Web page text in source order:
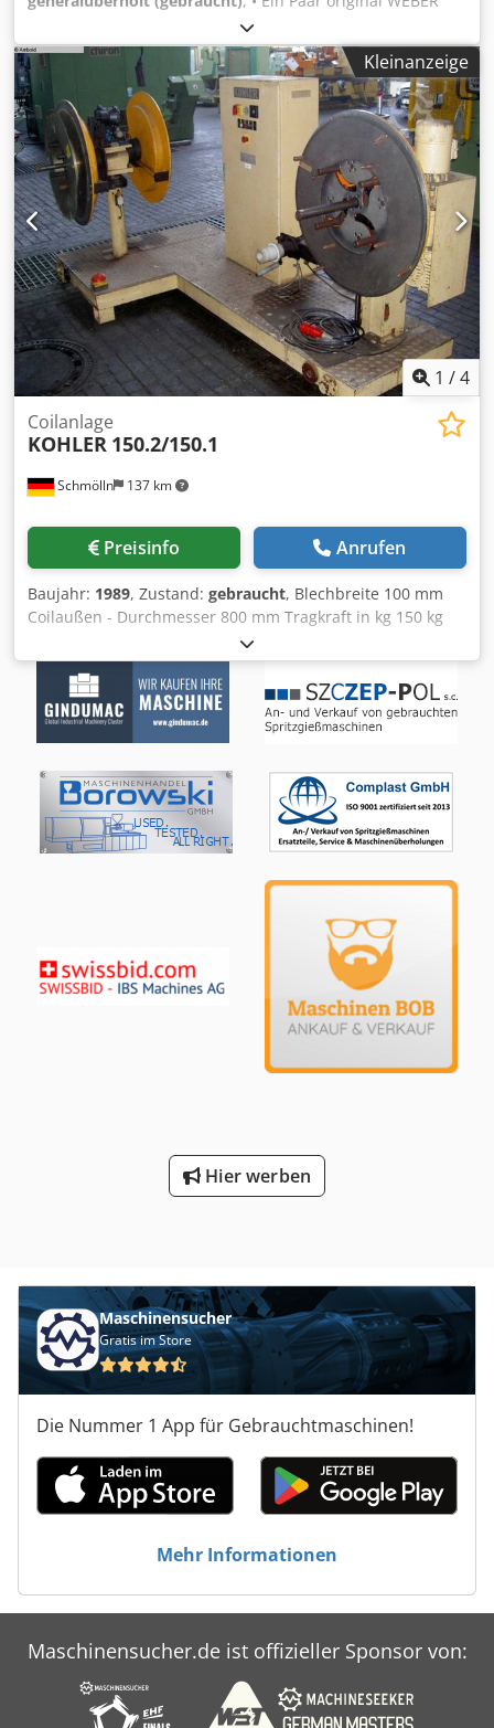
Schrauben (hervorragender Zustand, inkl. Messprotokoll
Crjdpfx Aewaxuasgusf • Ein Paar nicht originale Schrauben
• Getriebe durch WEBER überprüft und teilweise revidiert •
Steuerung auf WPS-Steuerung aktualisiert • PVC-Ausstoß
ca. 700 kg/Stunde
Kleinanzeige
1 /4
Schmölln 137 km
Coilanlage
KOHLER 150.2/150.1
Preisinfo Anrufen
Baujahr: 1989, Zustand: gebraucht, Blechbreite 100 mm
Coilaußen - Durchmesser 800 mm Tragkraft in kg 150 kg
Geschwindigkeit 0 - 60 m/min Gesamtleistungsbedarf 2 kW
Maschinengewicht ca. t Raumbedarf ca. 2,89 x 1,38 x 1,4 m
Tragkraft 2 x 150 kg Bandbreite 100 mm Spreizbereich
min. 170 max. 540 mm Cjdpfx Ajb U Hwwjgujrf -Coil-
Umspulanlage mit 3 Einzelspulen Abwickelhaspel, Typ
manuell -Spulen-Aussendurchmesser: 800 mm -Bremse:
Scheibenbremse pneu. -Seitenverschiebung: manuell über
Spindel Aufwickelhaspel, Typ 150.1: -Bremse:
Motorbremse -Seitenverschiebung: manuell über Spindel
Hier werben
Maschinensucher
Gratis im Store
Die Nummer 1 App für Gebrauchtmaschinen!
Mehr Informationen
Maschinensucher.de ist offizieller Sponsor von: